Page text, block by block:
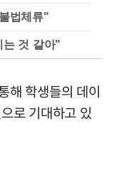
법체류"
는 것 같아"
해 학생들의 데이
로 기대하고 있